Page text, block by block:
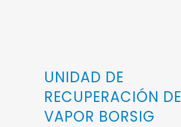
UNIDAD DE
RECUPERACIÓN DE
VAPOR BORSIG